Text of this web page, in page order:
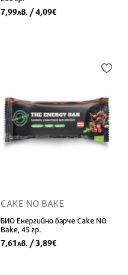
7,99лв. / 4,09€
CAKE NO BAKE
БИО Енергийно барче Cake NO
Bake, 45 гр.
7,61лв. / 3,89€